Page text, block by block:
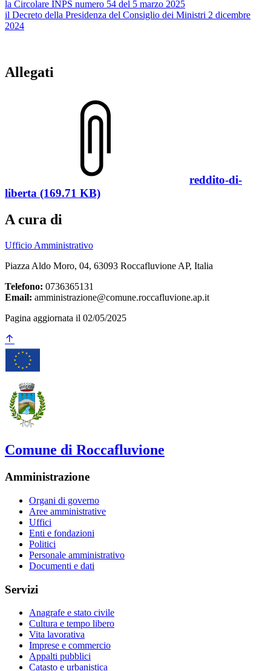
la Circolare INPS numero 54 del 5 marzo 2025
il Decreto della Presidenza del Consiglio dei Ministri 2 dicembre
2024
Allegati
reddito-di-
liberta (169.71 KB)
A cura di
Ufficio Amministrativo
Piazza Aldo Moro, 04, 63093 Roccafluvione AP, Italia
Telefono: 0736365131
Email: amministrazione@comune.roccafluvione.ap.it
Pagina aggiornata il 02/05/2025
Comune di Roccafluvione
Amministrazione
Organi di governo
Aree amministrative
Uffici
Enti e fondazioni
Politici
Personale amministrativo
Documenti e dati
Servizi
Anagrafe e stato civile
Cultura e tempo libero
Vita lavorativa
Imprese e commercio
Appalti pubblici
Catasto e urbanistica